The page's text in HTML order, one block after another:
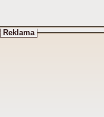
Reklama